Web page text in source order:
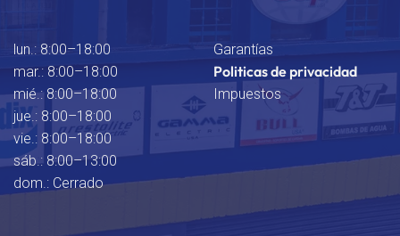
lun.: 8:00–18:00
mar.: 8:00–18:00
mié.: 8:00–18:00
jue.: 8:00–18:00
vie.: 8:00–18:00
sáb.: 8:00–13:00
dom.: Cerrado
Garantías
Politicas de privacidad
Impuestos